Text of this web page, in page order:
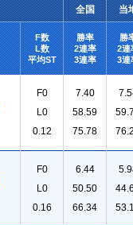
全国 当
F数
L数
平均ST
勝率
2連率
3連率
勝
2連
3連
F0
L0
0.12
7.40
58.59
75.78
F0
L0
0.16
6.44
50.50
66.34